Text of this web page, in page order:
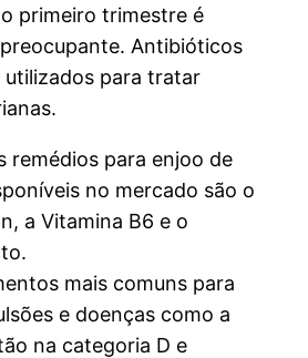
primeiro trimestre é
Antibióticos
utilizados para tratar
remédios para enjoo de
no mercado são o
a Vitamina B6 e o
mais comuns para
e doenças como a
na categoria D e